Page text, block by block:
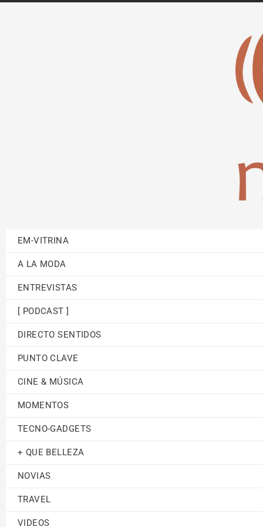
EM-VITRINA
A LA MODA
ENTREVISTAS
[ PODCAST ]
DIRECTO SENTIDOS
PUNTO CLAVE
CINE & MÚSICA
MOMENTOS
TECNO-GADGETS
+ QUE BELLEZA
NOVIAS
TRAVEL
VIDEOS